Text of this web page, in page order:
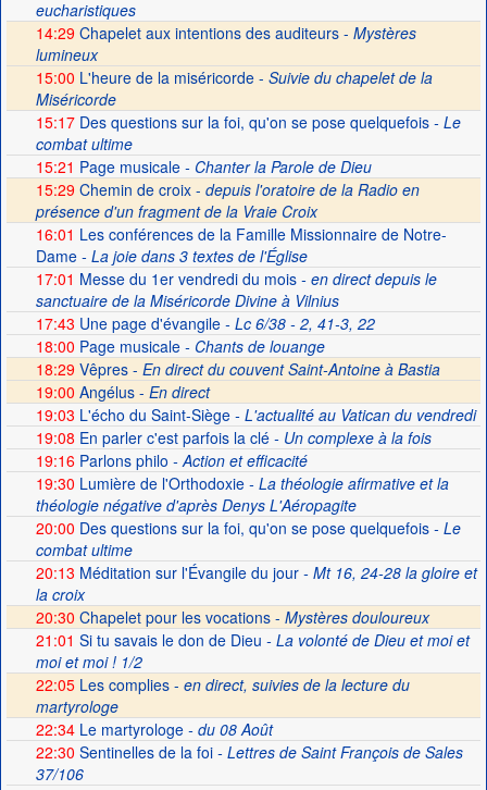
eucharistiques
14:29 Chapelet aux intentions des auditeurs - Mystères
lumineux
15:00 L'heure de la miséricorde - Suivie du chapelet de la
Miséricorde
15:17Des questions sur la foi, qu'on se pose quelquefois- Le
combat ultime
15:21 Page musicale- Chanter la Parole de Dieu
15:29 Chemin de croix - depuis l'oratoire de la Radio en
présence d'un fragment de la Vraie Croix
16:01 Les conférences de la Famille Missionnaire de Notre-
Dame- La joie dans 3 textes de l'Église
17:01 Messe du 1er vendredi du mois- en direct depuis le
sanctuaire de la Miséricorde Divine à Vilnius
17:43 Une page d'évangile- Lc 6/38 - 2, 41-3, 22
18:00 Page musicale- Chants de louange
18:29 Vêpres - En direct du couvent Saint-Antoine à Bastia
19:00 Angélus - En direct
19:03 L'écho du Saint-Siège- L'actualité au Vatican du vendredi
19:08 En parler c'est parfois la clé- Un complexe à la fois
19:16Parlons philo - Action et efficacité
19:30 Lumière de l'Orthodoxie- La théologie afirmative et la
théologie négative d'après Denys L'Aéropagite
20:00 Des questions sur la foi, qu'on se pose quelquefois- Le
combat ultime
20:13 Méditation sur l'Évangile du jour- Mt 16, 24-28 la gloire et
la croix
20:30 Chapelet pour les vocations - Mystères douloureux
21:01 Si tu savais le don de Dieu - La volonté de Dieu et moi et
moi et moi ! 1/2
22:05Les complies - en direct, suivies de la lecture du
martyrologe
22:34Le martyrologe- du 08 Août
22:30 Sentinelles de la foi- Lettres de Saint François de Sales
37/106